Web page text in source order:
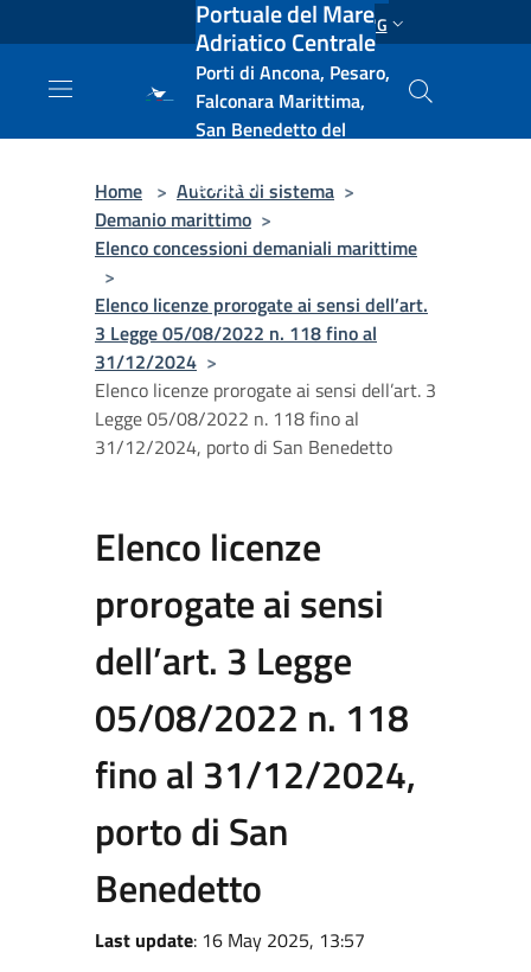
Salta al contenuto principale ENG
Portuale del Mare
Adriatico Centrale
Porti di Ancona, Pesaro,
Falconara Marittima,
San Benedetto del
e Vasto
Home > Autorità di sistema >
Demanio marittimo >
Elenco concessioni demaniali marittime
>
Elenco licenze prorogate ai sensi dell’art.
3 Legge 05/08/2022 n. 118 fino al
31/12/2024 >
Elenco licenze prorogate ai sensi dell’art. 3
Legge 05/08/2022 n. 118 fino al
31/12/2024, porto di San Benedetto
Elenco licenze
prorogate ai sensi
dell’art. 3 Legge
05/08/2022 n. 118
fino al 31/12/2024,
porto di San
Benedetto
Last update: 16 May 2025, 13:57